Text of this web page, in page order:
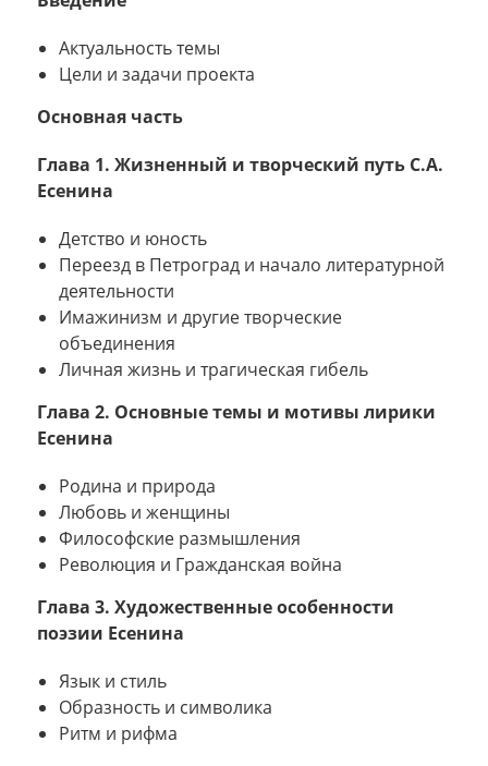
Актуальность темы
Цели и задачи проекта
Основная часть
Глава 1. Жизненный и творческий путь С.А.
Есенина
Детство и юность
Переезд в Петроград и начало литературной
деятельности
Имажинизм и другие творческие
объединения
Личная жизнь и трагическая гибель
Глава 2. Основные темы и мотивы лирики
Есенина
Родина и природа
Любовь и женщины
Философские размышления
Революция и Гражданская война
Глава 3. Художественные особенности
поэзии Есенина
Язык и стиль
Образность и символика
Ритм и рифма